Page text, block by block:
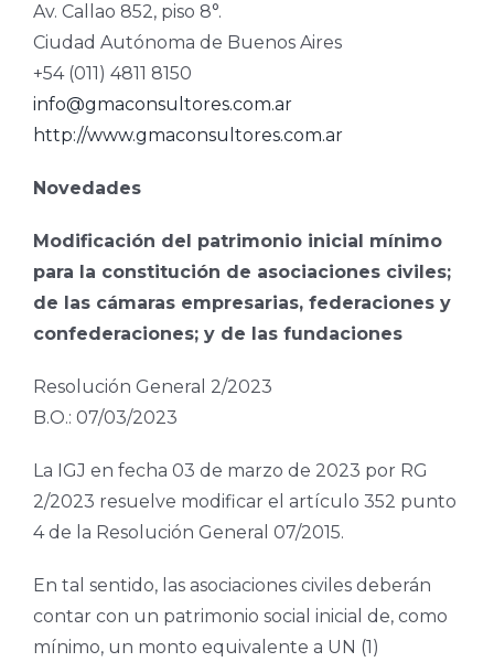
Av. Callao 852, piso 8°.
Ciudad Autónoma de Buenos Aires
+54 (011) 4811 8150
info@gmaconsultores.com.ar
http://www.gmaconsultores.com.ar
Novedades
Modificación del patrimonio inicial mínimo
para la constitución de asociaciones civiles;
de las cámaras empresarias, federaciones y
confederaciones; y de las fundaciones
Resolución General 2/2023
B.O.: 07/03/2023
La IGJ en fecha 03 de marzo de 2023 por RG
2/2023 resuelve modificar el artículo 352 punto
4 de la Resolución General 07/2015.
En tal sentido, las asociaciones civiles deberán
contar con un patrimonio social inicial de, como
mínimo, un monto equivalente a UN (1)